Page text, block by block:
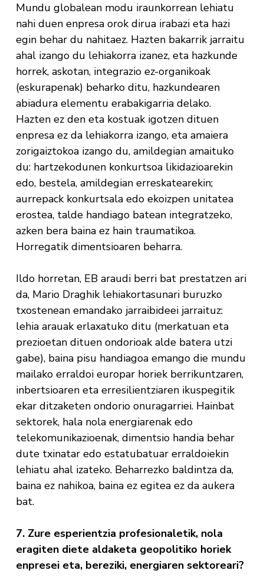
Mundu globalean modu iraunkorrean lehiatu
nahi duen enpresa orok dirua irabazi eta hazi
egin behar du nahitaez. Hazten bakarrik jarraitu
ahal izango du lehiakorra izanez, eta hazkunde
horrek, askotan, integrazio ez-organikoak
(eskurapenak) beharko ditu, hazkundearen
abiadura elementu erabakigarria delako.
Hazten ez den eta kostuak igotzen dituen
enpresa ez da lehiakorra izango, eta amaiera
zorigaiztokoa izango du, amildegian amaituko
du: hartzekodunen konkurtsoa likidazioarekin
edo, bestela, amildegian erreskatearekin;
aurrepack konkurtsala edo ekoizpen unitatea
erostea, talde handiago batean integratzeko,
azken bera baina ez hain traumatikoa.
Horregatik dimentsioaren beharra.
Ildo horretan, EB araudi berri bat prestatzen ari
da, Mario Draghik lehiakortasunari buruzko
txostenean emandako jarraibideei jarraituz:
lehia arauak erlaxatuko ditu (merkatuan eta
prezioetan dituen ondorioak alde batera utzi
gabe), baina pisu handiagoa emango die mundu
mailako erraldoi europar horiek berrikuntzaren,
inbertsioaren eta erresilientziaren ikuspegitik
ekar ditzaketen ondorio onuragarriei. Hainbat
sektorek, hala nola energiarenak edo
telekomunikazioenak, dimentsio handia behar
dute txinatar edo estatubatuar erraldoiekin
lehiatu ahal izateko. Beharrezko baldintza da,
baina ez nahikoa, baina ez egitea ez da aukera
bat.
7. Zure esperientzia profesionaletik, nola
eragiten diete aldaketa geopolitiko horiek
enpresei eta, bereziki, energiaren sektoreari?